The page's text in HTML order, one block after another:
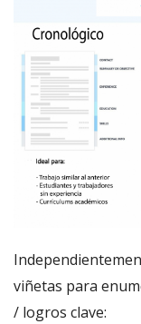
viñetas para
/ logros clave: